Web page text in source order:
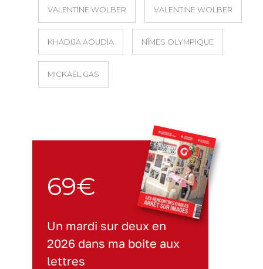
VALENTINE WOLBER VALENTINE WOLBER
KHADIJA AOUDIA NÎMES OLYMPIQUE
MICKAËL GAS
69€
Un mardi sur deux en
2026 dans ma boite aux
lettres